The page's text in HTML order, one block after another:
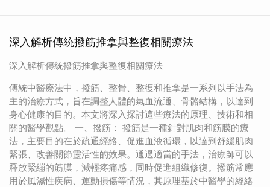
深入解析傳統撥筋推拿與整復相關療法
深入解析傳統撥筋推拿與整復相關療法
傳統中醫療法中，撥筋、整骨、整復和推拿是一系列以手法為
主的治療方式，旨在調整人體的氣血流通、骨骼結構，以達到
身心健康的目的。本文將深入探討這些療法的原理、技術和相
關的醫學觀點。 一、撥筋： 撥筋是一種針對肌肉和筋膜的療
法，主要目的在於疏通經絡、促進血液循環，以達到舒緩肌肉
緊張、改善關節靈活性的效果。通過適當的手法，治療師可以
釋放緊繃的筋膜，減輕疼痛感，同時促進組織修復。撥筋常應
用於風濕性疾病、運動損傷等情況，其原理基於中醫學的經絡